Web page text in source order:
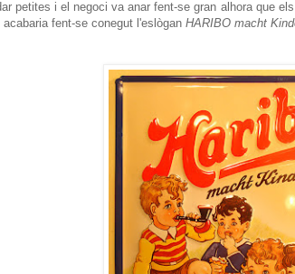
petites i el negoci va anar fent-se gran alhora que
acabaria fent-se conegut l'eslògan HARIBO macht